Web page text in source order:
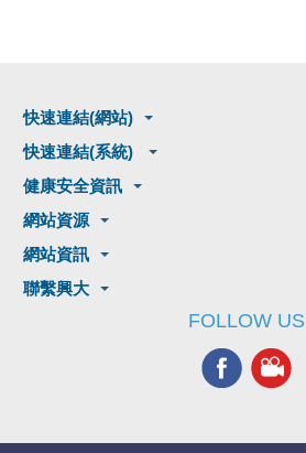
快速連結(網站)
快速連結(系統)
健康安全資訊
網站資源
網站資訊
聯繫興大
FOLLOW US